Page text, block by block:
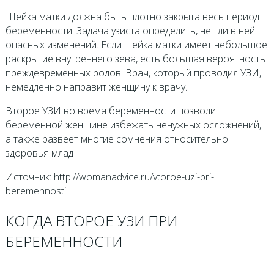
Шейка матки должна быть плотно закрыта весь период
беременности. Задача узиста определить, нет ли в ней
опасных изменений. Если шейка матки имеет небольшое
раскрытие внутреннего зева, есть большая вероятность
преждевременных родов. Врач, который проводил УЗИ,
немедленно направит женщину к врачу.
Второе УЗИ во время беременности позволит
беременной женщине избежать ненужных осложнений,
а также развеет многие сомнения относительно
здоровья млад
Источник: http://womanadvice.ru/vtoroe-uzi-pri-
beremennosti
КОГДА ВТОРОЕ УЗИ ПРИ
БЕРЕМЕННОСТИ